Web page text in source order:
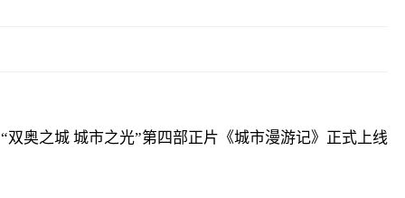
“双奥之城 城市之光”第四部正片《城市漫游记》正式上线